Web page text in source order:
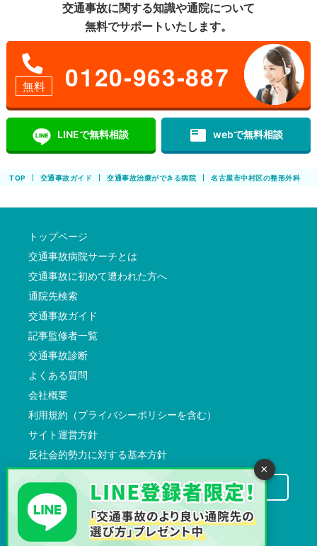
交通事故に関する知識や通院について
無料でサポートいたします。
無料 0120-963-887
LINEで無料相談 featured_play_list webで無料相談
TOP 交通事故ガイド 交通事故治療ができる病院 名古屋市中村区の整形外科 交
トップページ
交通事故病院サーチとは
交通事故に初めて遭われた方へ
通院先検索
交通事故ガイド
記事監修者一覧
交通事故診断
よくある質問
会社概要
利用規約（プライバシーポリシーを含む）
サイト運営方針
反社会的勢力に対する基本方針
交通事故病院サーチに掲載希望の先生方へ
×